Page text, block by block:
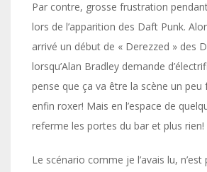
Par contre, grosse frustration
lors de l’apparition des Daft Punk.
arrivé un début de « Derezzed » des
lorsqu’Alan Bradley demande
pense que ça va être la scène un peu
enfin roxer! Mais en l’espace de
referme les portes du bar et plus rien!
Le scénario comme je l’avais lu, n’est